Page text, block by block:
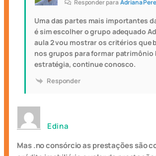
Responder paraAdriana
Uma das partes mais importantes
é sim escolher o grupo adequado
aula 2 vou mostrar os critérios que
nos grupos para formar patrimônio
estratégia, continue conosco.
Responder
Edina
Mas .no consórcio as prestações são